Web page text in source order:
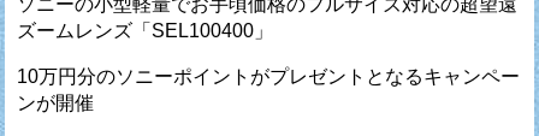
ズームレンズ「SEL100400」
10万円分のソニーポイントがプレゼントとなるキャンペー
ンが開催